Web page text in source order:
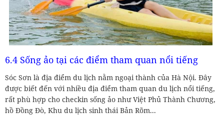
6.4 Sống ảo tại các điểm tham quan nổi tiếng
Sóc Sơn là địa điểm du lịch nằm ngoại thành của Hà Nội. Đây
được biết đến với nhiều địa điểm tham quan du lịch nổi tiếng,
rất phù hợp cho checkin sống ảo như Việt Phủ Thành Chương,
hồ Đồng Đò, Khu du lịch sinh thái Bản Rõm...